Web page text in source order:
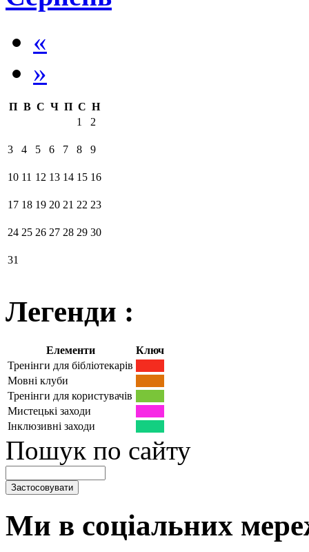
«
»
П В С Ч П С Н
1
2
3 4 5 6 7 8 9
10 11 12 13 14 15 16
17 18 19 20 21 22 23
24 25 26 27 28 29 30
31
Легенди :
Елементи
Ключ
Тренінги для бібліотекарів
Мовні клуби
Тренінги для користувачів
Мистецькі заходи
Інклюзивні заходи
Пошук по сайту
Ми в соціальних